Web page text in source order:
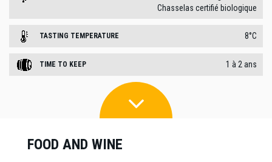
Chasselas certifié biologique
TASTING TEMPERATURE 8°C
TIME TO KEEP 1 à 2 ans
FOOD AND WINE